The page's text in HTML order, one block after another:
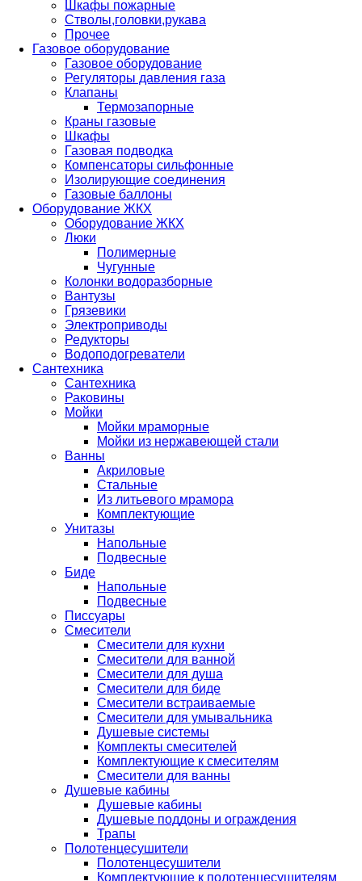
Шкафы пожарные
Стволы,головки,рукава
Прочее
Газовое оборудование
Газовое оборудование
Регуляторы давления газа
Клапаны
Термозапорные
Краны газовые
Шкафы
Газовая подводка
Компенсаторы сильфонные
Изолирующие соединения
Газовые баллоны
Оборудование ЖКХ
Оборудование ЖКХ
Люки
Полимерные
Чугунные
Колонки водоразборные
Вантузы
Грязевики
Электроприводы
Редукторы
Водоподогреватели
Сантехника
Сантехника
Раковины
Мойки
Мойки мраморные
Мойки из нержавеющей стали
Ванны
Акриловые
Стальные
Из литьевого мрамора
Комплектующие
Унитазы
Напольные
Подвесные
Биде
Напольные
Подвесные
Писсуары
Смесители
Смесители для кухни
Смесители для ванной
Смесители для душа
Смесители для биде
Смесители встраиваемые
Смесители для умывальника
Душевые системы
Комплекты смесителей
Комплектующие к смесителям
Смесители для ванны
Душевые кабины
Душевые кабины
Душевые поддоны и ограждения
Трапы
Полотенцесушители
Полотенцесушители
Комплектующие к полотенцесушителям